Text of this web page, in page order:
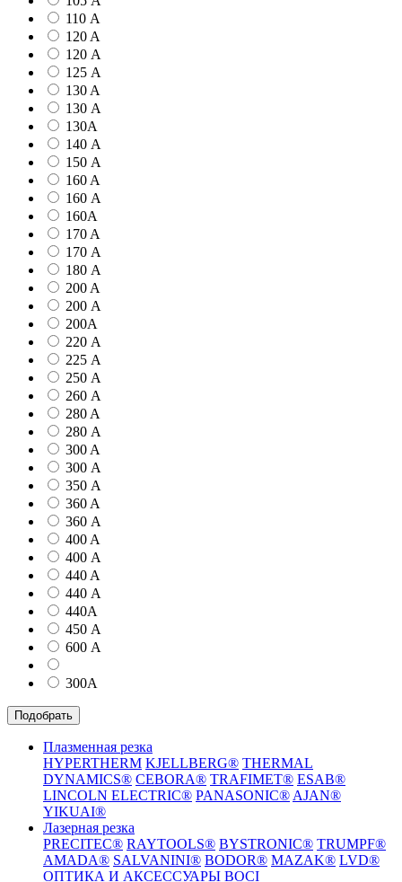
110 А
120 A
120 А
125 А
130 A
130 А
130А
140 А
150 А
160 A
160 А
160А
170 A
170 А
180 А
200 A
200 А
200А
220 А
225 А
250 А
260 А
280 A
280 А
300 A
300 А
350 А
360 A
360 А
400 A
400 А
440 A
440 А
440А
450 А
600 А
300А
Подобрать
Плазменная резка
HYPERTHERM KJELLBERG® THERMAL
DYNAMICS® CEBORA® TRAFIMET® ESAB®
LINCOLN ELECTRIC® PANASONIC® AJAN®
YIKUAI®
Лазерная резка
PRECITEC® RAYTOOLS® BYSTRONIC® TRUMPF®
AMADA® SALVANINI® BODOR® MAZAK® LVD®
ОПТИКА И АКСЕССУАРЫ BOCI